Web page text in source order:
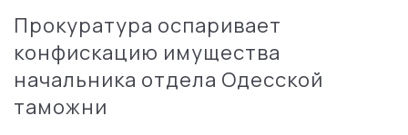
Прокуратура оспаривает
конфискацию имущества
начальника отдела Одесской
таможни